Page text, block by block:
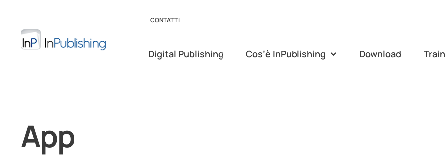
contenuto
CONTATTI
Digital Publishing Cos’è InPublishing Download
App